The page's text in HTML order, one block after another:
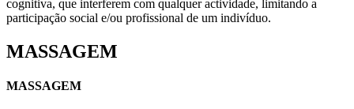
cognitiva, que interferem com qualquer actividade, limitando a
participação social e/ou profissional de um indivíduo.
MASSAGEM
MASSAGEM